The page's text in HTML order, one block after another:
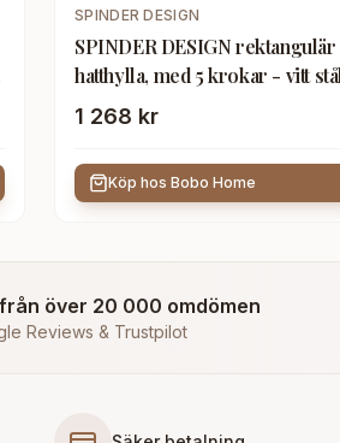
SPINDER DESIGN
SPINDER DESIGN rektangulär
hatthylla, med 5 krokar - vitt
1 268 kr
Köp hos Bobo Home
över 20 000 omdömen
Reviews & Trustpilot